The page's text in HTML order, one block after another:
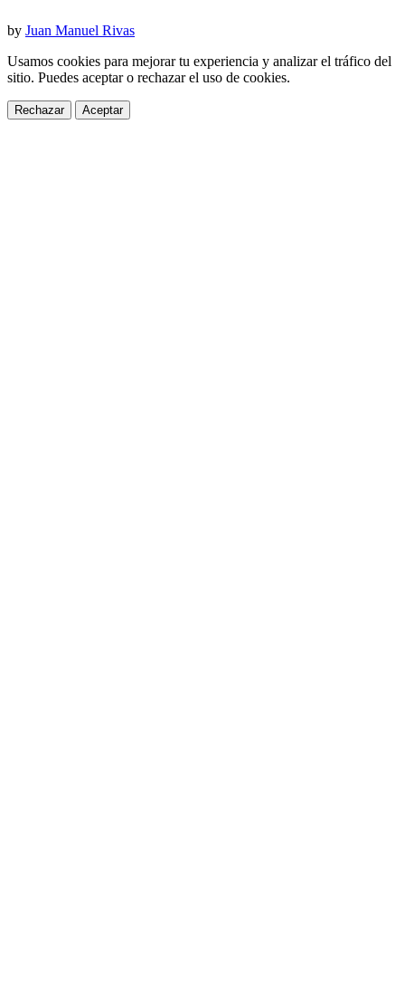
by Juan Manuel Rivas
Usamos cookies para mejorar tu experiencia y analizar el tráfico del
sitio. Puedes aceptar o rechazar el uso de cookies.
Rechazar Aceptar